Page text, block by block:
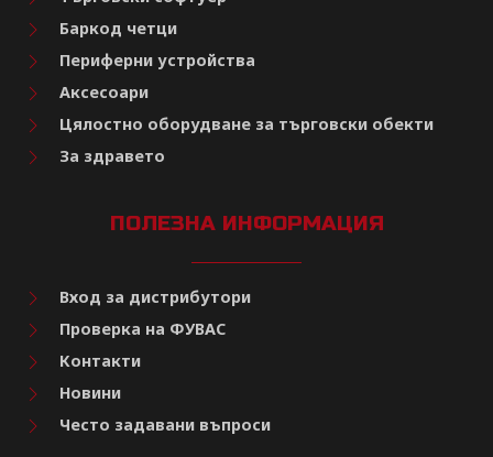
Баркод четци
Периферни устройства
Аксесоари
Цялостно оборудване за търговски обекти
За здравето
ПОЛЕЗНА ИНФОРМАЦИЯ
Вход за дистрибутори
Проверка на ФУВАС
Контакти
Новини
Често задавани въпроси